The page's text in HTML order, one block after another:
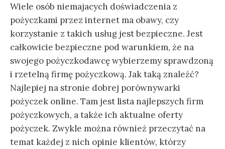
Wiele osób niemajacych doświadczenia z
pożyczkami przez internet ma obawy, czy
korzystanie z takich usług jest bezpieczne. Jest
całkowicie bezpieczne pod warunkiem, że na
swojego pożyczkodawcę wybierzemy sprawdzoną
i rzetelną firmę pożyczkową. Jak taką znaleźć?
Najlepiej na stronie dobrej porównywarki
pożyczek online. Tam jest lista najlepszych firm
pożyczkowych, a także ich aktualne oferty
pożyczek. Zwykle można również przeczytać na
temat każdej z nich opinie klientów, którzy